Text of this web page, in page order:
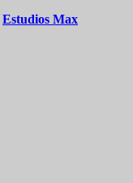
Estudios Max